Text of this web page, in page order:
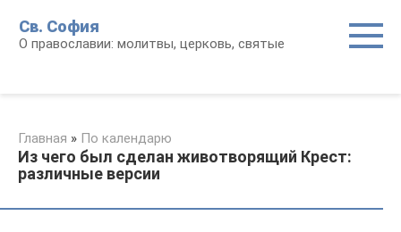
контенту
Св. София
О православии: молитвы, церковь, святые
Главная » По календарю
Из чего был сделан животворящий Крест:
различные версии